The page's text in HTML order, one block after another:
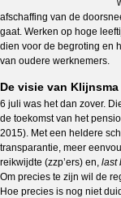
afschaffing van de
gaat. Werken op hoge
dien voor de begroting en
van oudere werknemers.
De visie van Klijnsma
6 juli was het dan zover.
de toekomst van het
2015). Met een heldere
transparantie, meer
reikwijdte (zzp’ers) en, last
Om precies te zijn wil de
Hoe precies is nog niet